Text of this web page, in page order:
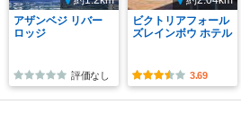
アザンベジ リバー
ロッジ
評価なし
ビクトリアフォール
ズレインボウ ホテル
3.69